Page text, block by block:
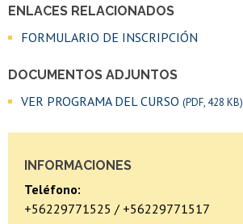
ENLACES RELACIONADOS
FORMULARIO DE INSCRIPCIÓN
DOCUMENTOS ADJUNTOS
VER PROGRAMA DEL CURSO (PDF, 428 KB)
INFORMACIONES
Teléfono:
+56229771525 / +56229771517